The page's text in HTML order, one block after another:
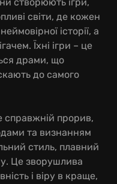
світи, де кожен
історії, а
Їхні ігри – це
драми, що
до самого
справжній прорив,
та визнанням
стиль, плавний
Це зворушлива
і віру в краще,